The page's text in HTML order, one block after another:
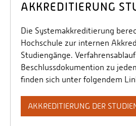
AKKREDITIERUNG
Die Systemakkreditierung
Hochschule zur internen
Studiengänge.
Beschlussdokumention zu
finden sich unter folgendem
AKKREDITIERUNG DER